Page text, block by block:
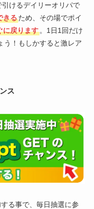
けるデイリーオリパで
きるため、その場でポイ
に戻ります。1日1回だけ
う！もしかすると激レア
ス
る事で、毎日抽選に参